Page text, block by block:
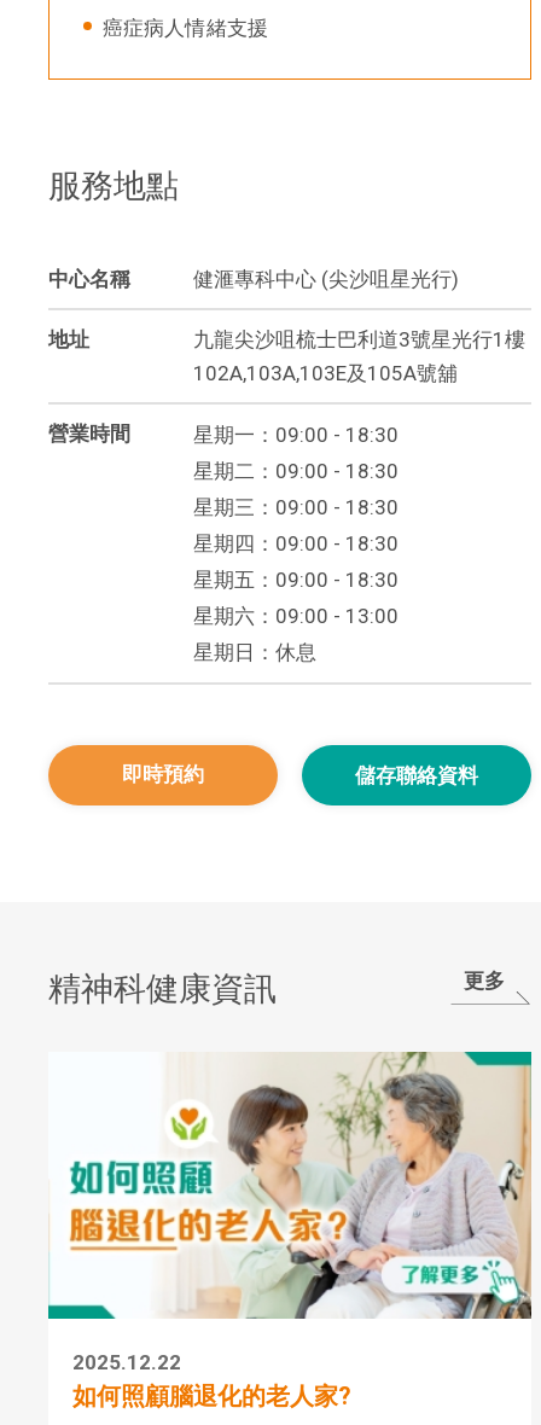
癌症病人情緒支援
服務地點
中心名稱 健滙專科中心 (尖沙咀星光行)
地址
九龍尖沙咀梳士巴利道3號星光行1樓
102A,103A,103E及105A號舖
營業時間
星期一：09:00 - 18:30
星期二：09:00 - 18:30
星期三：09:00 - 18:30
星期四：09:00 - 18:30
星期五：09:00 - 18:30
星期六：09:00 - 13:00
星期日：休息
即時預約 儲存聯絡資料
精神科健康資訊 更多
2025.12.22
如何照顧腦退化的老人家?